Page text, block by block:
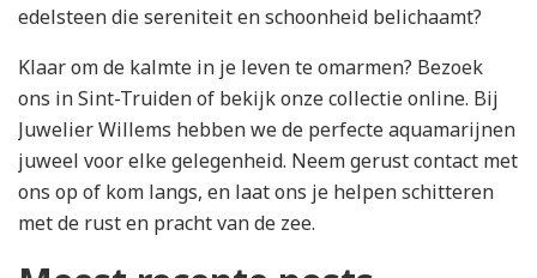
edelsteen die sereniteit en schoonheid belichaamt?
Klaar om de kalmte in je leven te omarmen? Bezoek
ons in Sint-Truiden of bekijk onze collectie online. Bij
Juwelier Willems hebben we de perfecte aquamarijnen
juweel voor elke gelegenheid. Neem gerust contact met
ons op of kom langs, en laat ons je helpen schitteren
met de rust en pracht van de zee.